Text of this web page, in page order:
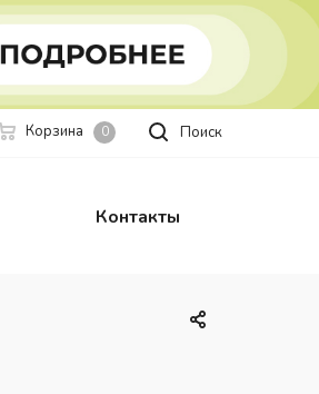
Поиск
Корзина 0
Контакты